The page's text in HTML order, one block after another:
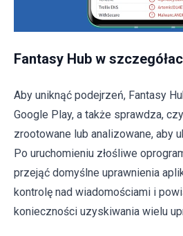
Fantasy Hub w
Aby uniknąć podejrzeń, Fantasy
Google Play, a także sprawdza,
zrootowane lub analizowane, aby
Po uruchomieniu złośliwe
przejąć domyślne uprawnienia
kontrolę nad wiadomościami i
konieczności uzyskiwania wielu